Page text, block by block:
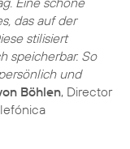
das auf der
stilisiert
speicherbar. So
und
Böhlen, Director